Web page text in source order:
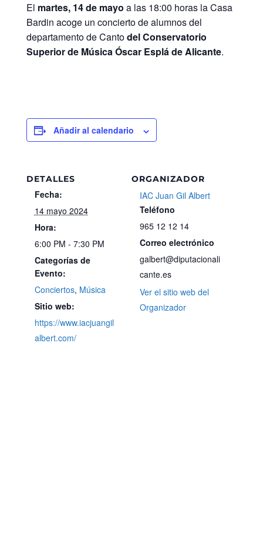
El martes, 14 de mayo a las 18:00 horas la Casa
Bardin acoge un concierto de alumnos del
departamento de Cantodel Conservatorio
Superior de Música Óscar Esplá de Alicante.
Añadir al calendario
DETALLES
Fecha:
14 mayo 2024
Hora:
6:00 PM - 7:30 PM
Categorías de
Evento:
Conciertos, Música
Sitio web:
https://www.iacjuangil
albert.com/
ORGANIZADOR
IAC Juan Gil Albert
Teléfono
965 12 12 14
Correo electrónico
galbert@diputacionali
cante.es
Ver el sitio web del
Organizador